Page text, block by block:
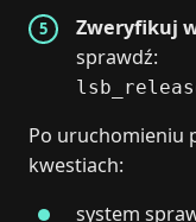
Zweryfikuj
sprawdź:
Po uruchomieniu
kwestiach:
system